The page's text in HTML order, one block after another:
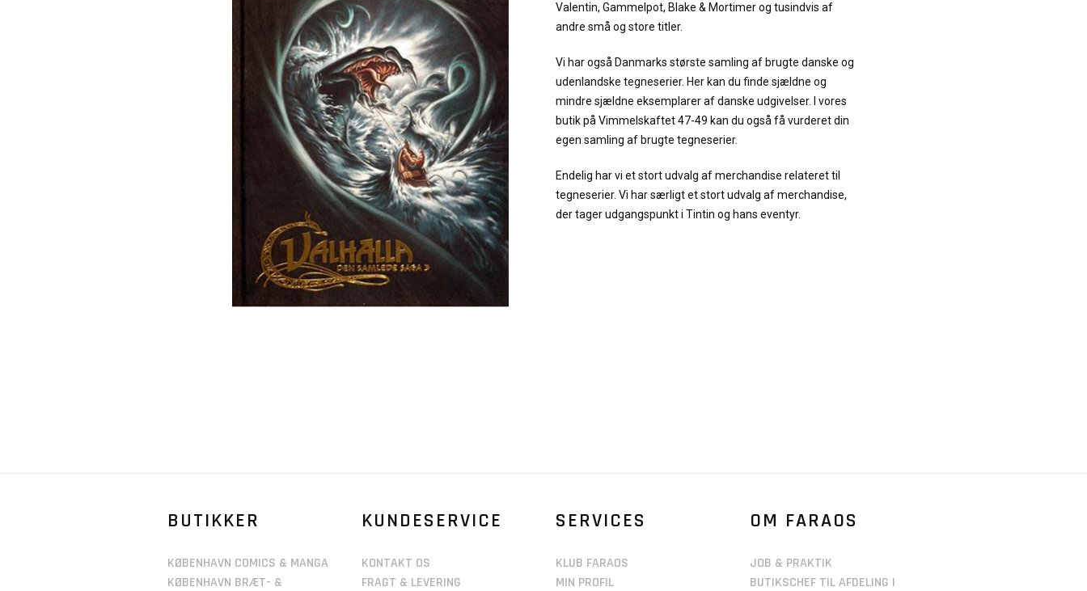
Valentin, Gammelpot, Blake & Mortimer og tusindvis af
andre små og store titler.
Vi har også Danmarks største samling af brugte danske og
udenlandske tegneserier. Her kan du finde sjældne og
mindre sjældne eksemplarer af danske udgivelser. I vores
butik på Vimmelskaftet 47-49 kan du også få vurderet din
egen samling af brugte tegneserier.
Endelig har vi et stort udvalg af merchandise relateret til
tegneserier. Vi har særligt et stort udvalg af merchandise,
der tager udgangspunkt i Tintin og hans eventyr.
BUTIKKER
KØBENHAVN COMICS & MANGA
KØBENHAVN BRÆT- &
KUNDESERVICE
KONTAKT OS
FRAGT & LEVERING
SERVICES
KLUB FARAOS
MIN PROFIL
OM FARAOS
JOB & PRAKTIK
BUTIKSCHEF TIL AFDELING I